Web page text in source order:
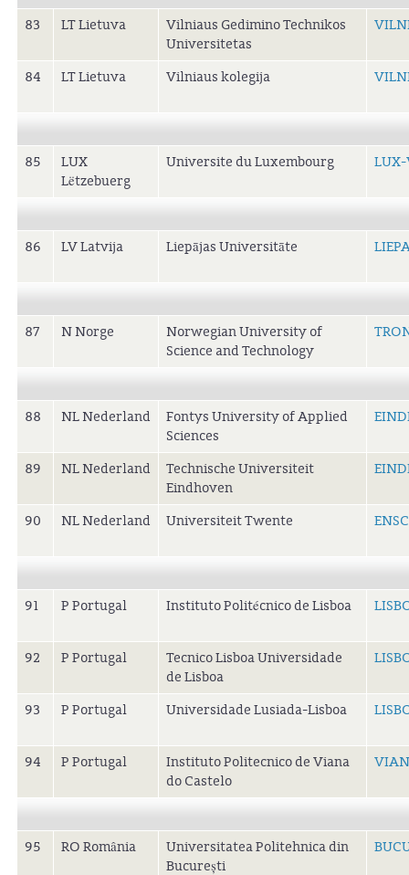
83 LT Lietuva
Vilniaus Gedimino Technikos
Universitetas
84 LT Lietuva Vilniaus kolegija
85
LUX
Lëtzebuerg
Universite du Luxembourg LUX-
86 LV Latvija Liepājas Universitāte
87 N Norge
Norwegian University of
Science and Technology
88 NL Nederland
Fontys University of Applied
Sciences
89 NL Nederland
Technische Universiteit
Eindhoven
90 NL Nederland Universiteit Twente
91 P Portugal Instituto Politécnico de Lisboa
92 P Portugal
Tecnico Lisboa Universidade
de Lisboa
93 P Portugal Universidade Lusiada-Lisboa
94 P Portugal
Instituto Politecnico de Viana
do Castelo
95 RO România
Universitatea Politehnica din
București